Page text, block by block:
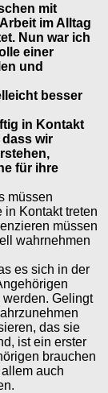
mit
im Alltag
Nun war ich
einer
und
besser
in Kontakt
dass wir
für ihre
müssen
in Kontakt treten
müssen
wahrnehmen
es sich in der
werden. Gelingt
das sie
ist ein erster
brauchen
auch